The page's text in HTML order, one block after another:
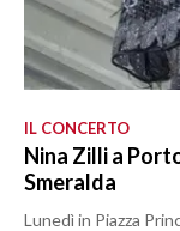
IL CONCERTO
Nina Zilli a
Smeralda
Lunedì in Piazza